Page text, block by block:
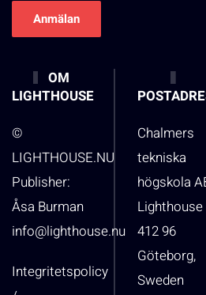
OM
LIGHTHOUSE
©
LIGHTHOUSE.NU
Publisher:
Åsa Burman
info@lighthouse.nu
Integritetspolicy
Chalmers
tekniska
högskola
Lighthouse
412 96
Göteborg,
Sweden